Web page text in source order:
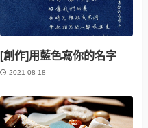
[創作]用藍色寫你的名字
2021-08-18